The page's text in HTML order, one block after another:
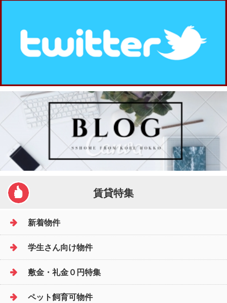
賃貸特集
新着物件
学生さん向け物件
敷金・礼金０円特集
ペット飼育可物件